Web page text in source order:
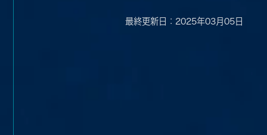
最終更新日：2025年03月05日